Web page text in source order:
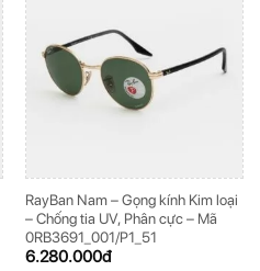
RayBan Nam – Gọng kính Kim loại
– Chống tia UV, Phân cực – Mã
0RB3691_001/P1_51
6.280.000đ